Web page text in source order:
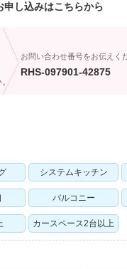
申し込みはこちらから
。
お問い合わせ番号をお伝えく
RHS-097901-42875
システムキッチン
バルコニー
カースペース2台以上